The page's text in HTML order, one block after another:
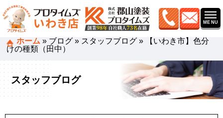
ホーム » ブログ » スタッフブログ »
【いわき市】色分
けの種類（田中）
スタッフブログ